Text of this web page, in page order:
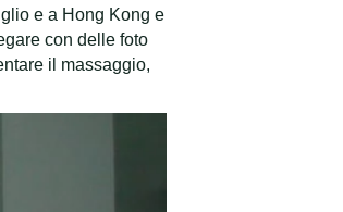
e a Hong Kong e
con delle foto
il massaggio,